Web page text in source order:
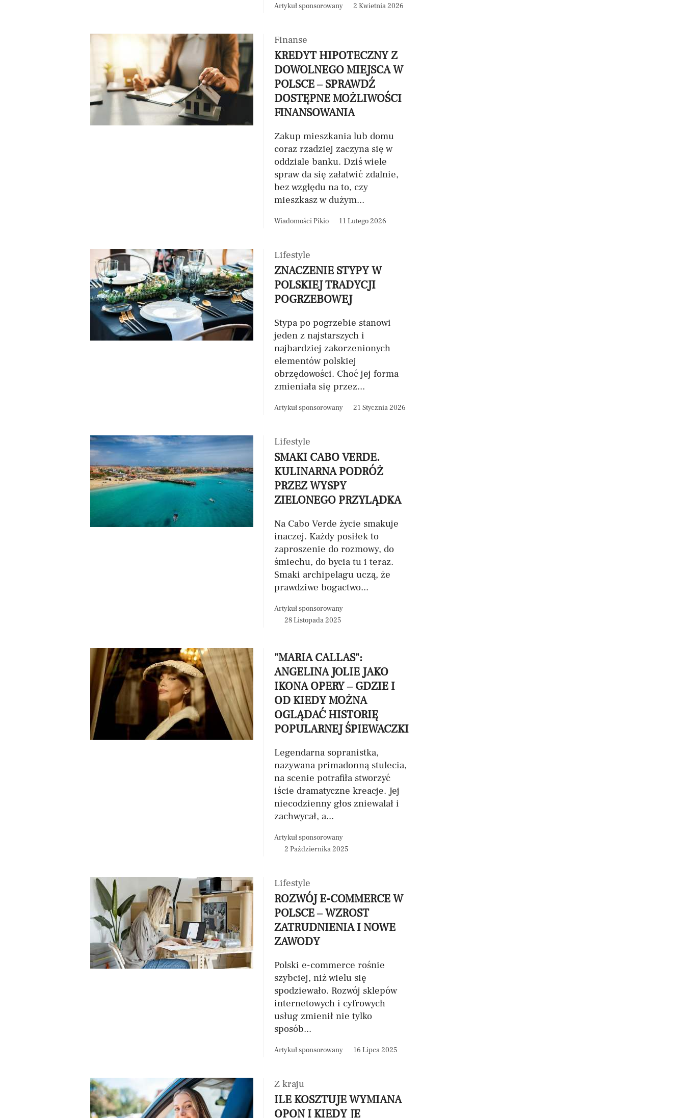
Artykuł sponsorowany 2 Kwietnia 2026
Finanse
KREDYT HIPOTECZNY Z
DOWOLNEGO MIEJSCA W
POLSCE – SPRAWDŹ
DOSTĘPNE MOŻLIWOŚCI
FINANSOWANIA
Zakup mieszkania lub domu
coraz rzadziej zaczyna się w
oddziale banku. Dziś wiele
spraw da się załatwić zdalnie,
bez względu na to, czy
mieszkasz w dużym...
Wiadomości Pikio 11 Lutego 2026
Lifestyle
ZNACZENIE STYPY W
POLSKIEJ TRADYCJI
POGRZEBOWEJ
Stypa po pogrzebie stanowi
jeden z najstarszych i
najbardziej zakorzenionych
elementów polskiej
obrzędowości. Choć jej forma
zmieniała się przez...
Artykuł sponsorowany 21 Stycznia 2026
Lifestyle
SMAKI CABO VERDE.
KULINARNA PODRÓŻ
PRZEZ WYSPY
ZIELONEGO PRZYLĄDKA
Na Cabo Verde życie smakuje
inaczej. Każdy posiłek to
zaproszenie do rozmowy, do
śmiechu, do bycia tu i teraz.
Smaki archipelagu uczą, że
prawdziwe bogactwo...
Artykuł sponsorowany
28 Listopada 2025
"MARIA CALLAS":
ANGELINA JOLIE JAKO
IKONA OPERY – GDZIE I
OD KIEDY MOŻNA
OGLĄDAĆ HISTORIĘ
POPULARNEJ ŚPIEWACZKI
Legendarna sopranistka,
nazywana primadonną stulecia,
na scenie potrafiła stworzyć
iście dramatyczne kreacje. Jej
niecodzienny głos zniewalał i
zachwycał, a...
Artykuł sponsorowany
2 Października 2025
Lifestyle
ROZWÓJ E-COMMERCE W
POLSCE – WZROST
ZATRUDNIENIA I NOWE
ZAWODY
Polski e-commerce rośnie
szybciej, niż wielu się
spodziewało. Rozwój sklepów
internetowych i cyfrowych
usług zmienił nie tylko
sposób...
Artykuł sponsorowany 16 Lipca 2025
Z kraju
ILE KOSZTUJE WYMIANA
OPON I KIEDY JE